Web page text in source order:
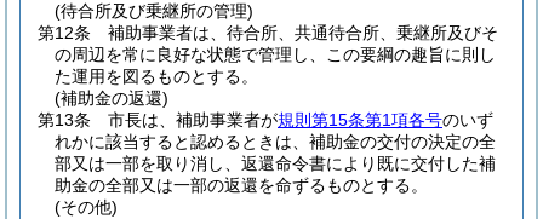
(待合所及び乗継所の管理)
第12条
補助事業者は、待合所、共通待合所、乗継所及びそ
の周辺を常に良好な状態で管理し、この要綱の趣旨に則し
た運用を図るものとする。
(補助金の返還)
第13条
市長は、補助事業者が規則第15条第1項各号のいず
れかに該当すると認めるときは、補助金の交付の決定の全
部又は一部を取り消し、返還命令書により既に交付した補
助金の全部又は一部の返還を命ずるものとする。
(その他)